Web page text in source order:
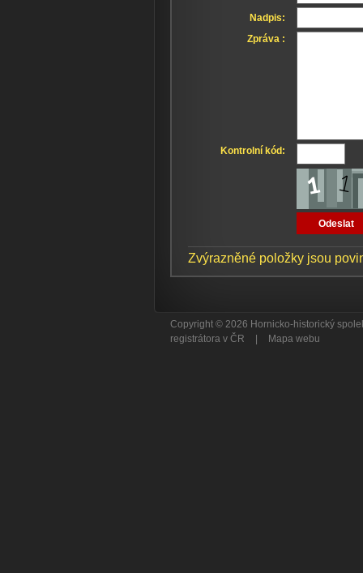
Nadpis:
Zpráva :
Kontrolní kód:
Zvýrazněné položky jsou
Copyright © 2026 Hornicko-historický
registrátora v ČR
| Mapa webu